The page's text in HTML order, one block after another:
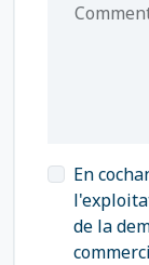
En
de la